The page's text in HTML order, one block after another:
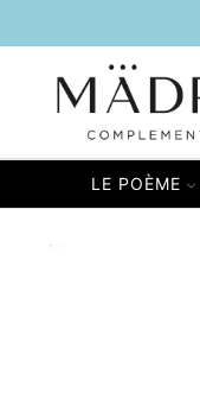
LE POÈME